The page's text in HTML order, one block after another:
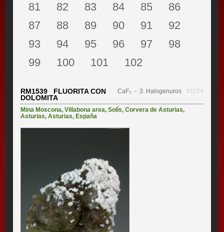
81
82 83 84 85
86
87
88 89 90 91
92
93
94 95 96 97
98
99
100 101 102
RM1539 FLUORITA CON
DOLOMITA
CaF₂ - 3. Halogenuros #1154
Mina Moscona,Villabona area,Solís,Corvera de Asturias,
Asturias,Asturias, España